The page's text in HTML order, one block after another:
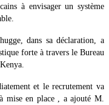
à envisager un système
dans sa déclaration, a
forte à travers le Bureau
et le recrutement va
mise en place , a ajouté M.